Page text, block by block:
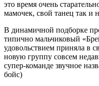
это время очень
мамочек, свой танец так и
В динамичной подборке
типично мальчиковый
удовольствием приняла в
новую группу совсем
супер-команде звучное
бойс)